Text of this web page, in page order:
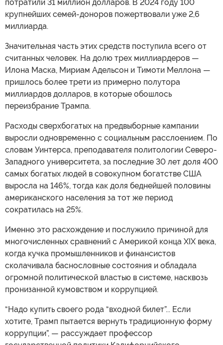
потратили 31 миллион долларов. В 2024 году 100
крупнейших семей-доноров пожертвовали уже 2,6
миллиарда.
Значительная часть этих средств поступила всего от
считанных человек. На долю трех миллиардеров —
Илона Маска, Мириам Адельсон и Тимоти Меллона —
пришлось более трети из примерно полутора
миллиардов долларов, в которые обошлось
переизбрание Трампа.
Расходы сверхбогатых на предвыборные кампании
выросли одновременно с социальным расслоением. По
словам Уинтерса, преподавателя политологии Северо-
Западного университета, за последние 30 лет доля 400
самых богатых людей в совокупном богатстве США
выросла на 146%, тогда как доля беднейшей половины
американского населения за тот же период
сократилась на 25%.
Именно это расхождение и послужило причиной для
многочисленных сравнений с Америкой конца XIX века,
когда кучка промышленников и финансистов
сколачивала баснословные состояния и обладала
огромной политической властью в системе, насквозь
пронизанной кумовством и коррупцией.
“Надо купить своего рода “входной билет”... Если
хотите, Трамп пытается вернуть традиционную форму
коррупции”, — рассуждает профессор